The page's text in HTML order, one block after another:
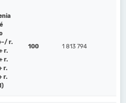
r.
r.
r.
r.
r.
100 1 813 794